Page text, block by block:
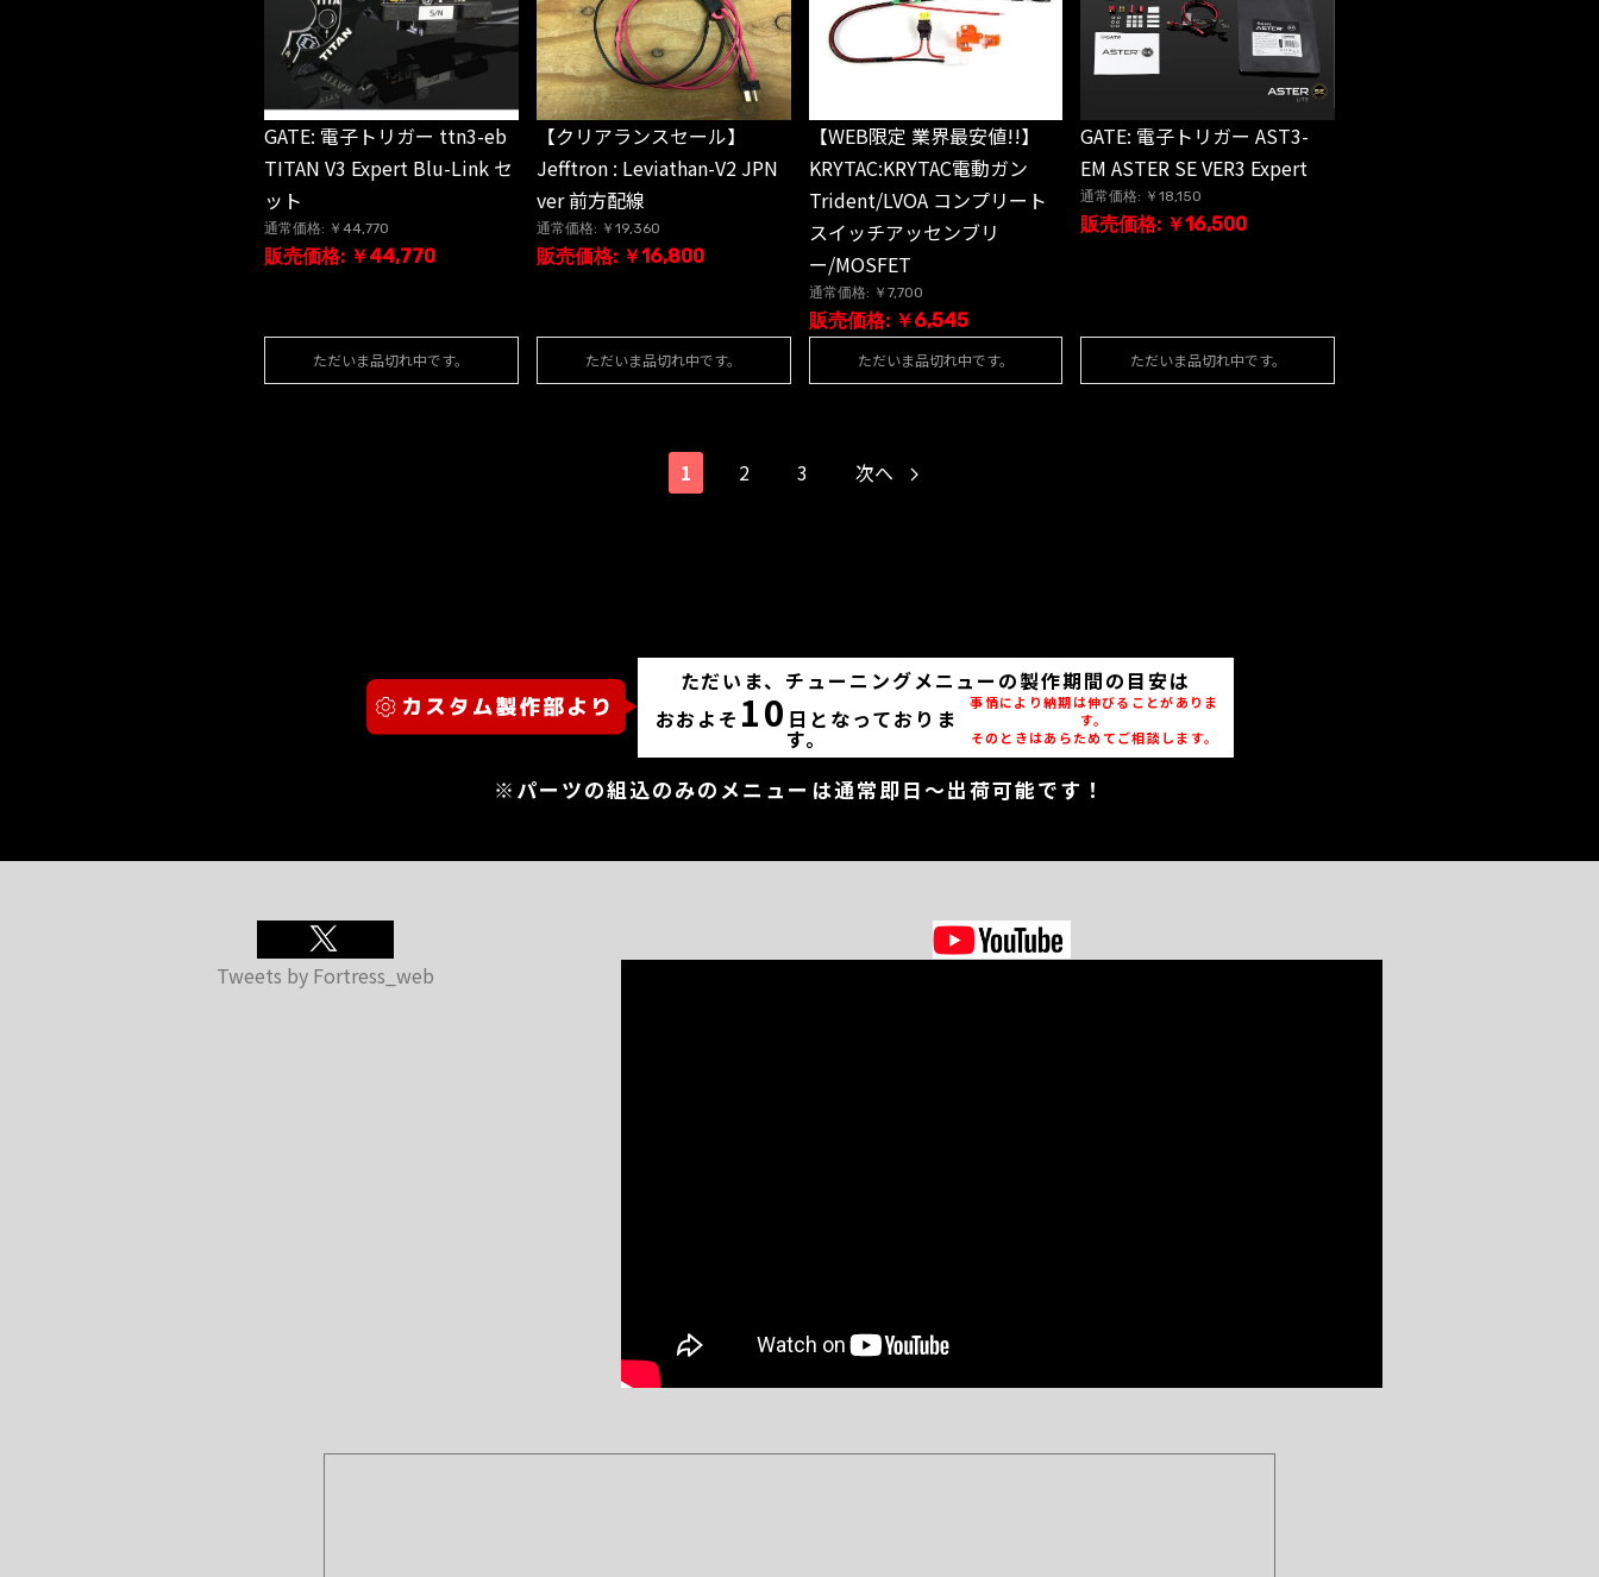
GATE: 電子トリガー ttn3-eb
TITAN V3 Expert Blu-Link セ
ット
通常価格: ￥44,770
販売価格: ￥44,770
ただいま品切れ中です。
【クリアランスセール】
Jefftron : Leviathan-V2 JPN
ver 前方配線
通常価格: ￥19,360
販売価格: ￥16,800
ただいま品切れ中です。
【WEB限定 業界最安値!!】
KRYTAC:KRYTAC電動ガン
Trident/LVOA コンプリート
スイッチアッセンブリ
ー/MOSFET
通常価格: ￥7,700
販売価格: ￥6,545
ただいま品切れ中です。
GATE: 電子トリガー AST3-
EM ASTER SE VER3 Expert
通常価格: ￥18,150
販売価格: ￥16,500
ただいま品切れ中です。
1 2 3 次へ
ただいま、チューニングメニューの製作期間の目安は
おおよそ 10 日となっておりま
す。
事情により納期は伸びることがありま
す。
そのときはあらためてご相談します。
※パーツの組込のみのメニューは通常即日～出荷可能です！
Tweets by Fortress_web